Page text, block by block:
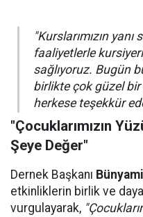
"Kurslarımızın
faaliyetlerle
sağlıyoruz. Bugün
birlikte çok güzel
herkese teşekkür
"Çocuklarımızın
Şeye Değer"
Dernek Başkanı
etkinliklerin birlik ve
vurgulayarak,